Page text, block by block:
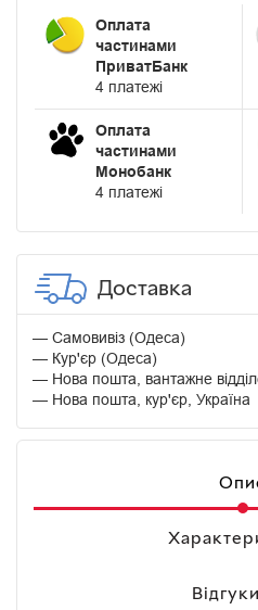
Оплата
частинами
ПриватБанк
4 платежі
Оплата
частинами
Монобанк
4 платежі
Доставка
Самовивіз (Одеса)
Кур'єр (Одеса)
Нова пошта, вантажне
Нова пошта, кур'єр, Україна